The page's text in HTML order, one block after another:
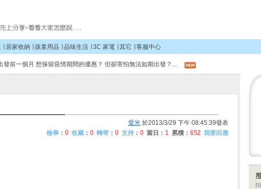
居家收納 孩童用品 品味生活 3C 家電 其它 客服中心
發前一個月 想保留疫情期間的優惠？ 但卻害怕無法如期出發？...
愛米 於2013/3/29 下午 08:45:39發表
檢舉 ： 0 收藏 ： 0 轉寄 ： 0 支持 ： 0 當日： 1 累積： 652 我要回應